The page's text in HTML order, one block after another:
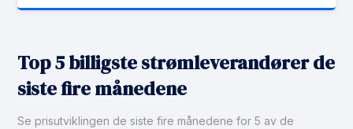
Top 5 billigste strømleverandører de
siste fire månedene
Se prisutviklingen de siste fire månedene for 5 av de